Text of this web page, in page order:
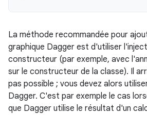
La méthode recommandée pour
graphique Dagger est d'utiliser
constructeur (par exemple, avec
sur le constructeur de la classe). Il
pas possible ; vous devez alors
Dagger. C'est par exemple le cas
que Dagger utilise le résultat d'un